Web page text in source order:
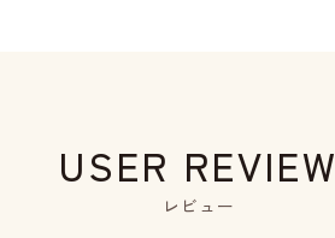
USER REVIEW
レビュー